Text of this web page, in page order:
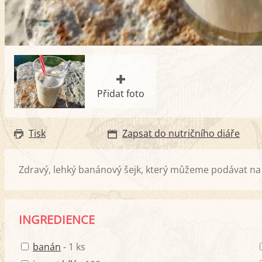
Přidat foto
Tisk Zapsat do nutričního diáře
Zdravý, lehký banánový šejk, který můžeme podávat
INGREDIENCE
banán - 1 ks